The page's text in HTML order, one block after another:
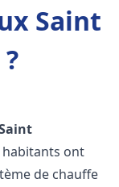
Saint
habitants ont
de chauffe